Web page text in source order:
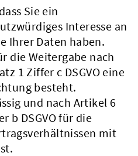
Sie ein
Interesse an
Ihrer Daten haben.
die Weitergabe nach
1 Ziffer c DSGVO eine
besteht.
und nach Artikel 6
b DSGVO für die
mit